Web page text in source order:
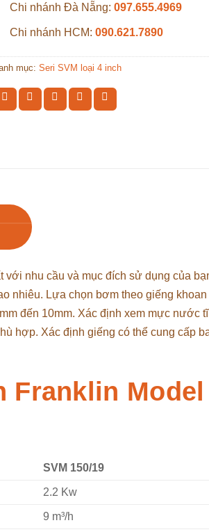
Chi nhánh Đà Nẵng: 097.655.4969
Chi nhánh HCM: 090.621.7890
mục:Seri SVM loại 4 inch
nhu cầu và mục đích sử dụng của
nhiêu. Lựa chọn bơm theo giếng
đến 10mm. Xác định xem mực nước
hợp. Xác định giếng có thể cung cấp
Model
SVM 150/19
2.2 Kw
9 m³/h